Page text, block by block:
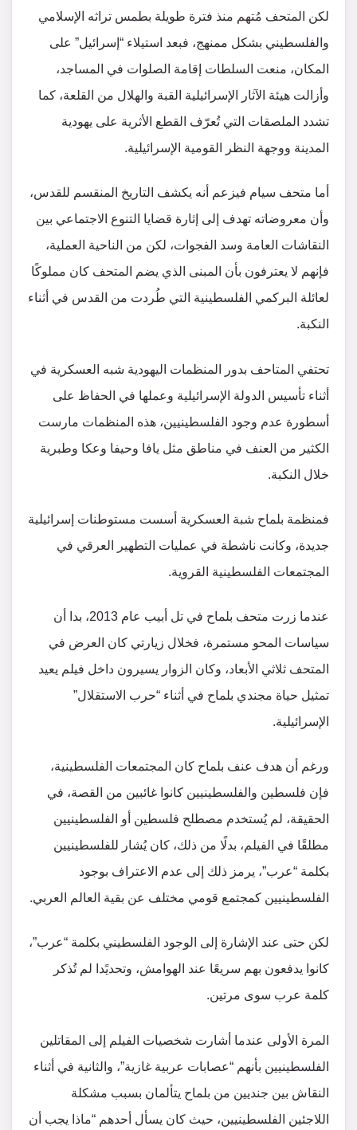
لكن المتحف مُتهم منذ فترة طويلة بطمس تراثه الإسلامي
والفلسطيني بشكل ممنهج، فبعد استيلاء “إسرائيل” على
المكان، منعت السلطات إقامة الصلوات في المساجد،
وأزالت هيئة الآثار الإسرائيلية القبة والهلال من القلعة، كما
تشدد الملصقات التي تُعرّف القطع الأثرية على يهودية
المدينة ووجهة النظر القومية الإسرائيلية.
أما متحف سيام فيزعم أنه يكشف التاريخ المنقسم للقدس،
وأن معروضاته تهدف إلى إثارة قضايا التنوع الاجتماعي بين
النقاشات العامة وسد الفجوات، لكن من الناحية العملية،
فإنهم لا يعترفون بأن المبنى الذي يضم المتحف كان مملوكًا
لعائلة البركمي الفلسطينية التي طُردت من القدس في أثناء
النكبة.
تحتفي المتاحف بدور المنظمات اليهودية شبه العسكرية في
أثناء تأسيس الدولة الإسرائيلية وعملها في الحفاظ على
أسطورة عدم وجود الفلسطينيين، هذه المنظمات مارست
الكثير من العنف في مناطق مثل يافا وحيفا وعكا وطبرية
خلال النكبة.
فمنظمة بلماح شبة العسكرية أسست مستوطنات إسرائيلية
جديدة، وكانت ناشطة في عمليات التطهير العرقي في
المجتمعات الفلسطينية القروية.
عندما زرت متحف بلماح في تل أبيب عام 2013، بدا أن
سياسات المحو مستمرة، فخلال زيارتي كان العرض في
المتحف ثلاثي الأبعاد، وكان الزوار يسيرون داخل فيلم يعيد
تمثيل حياة مجندي بلماح في أثناء “حرب الاستقلال”
الإسرائيلية.
ورغم أن هدف عنف بلماح كان المجتمعات الفلسطينية،
فإن فلسطين والفلسطينيين كانوا غائبين من القصة، في
الحقيقة، لم يُستخدم مصطلح فلسطين أو الفلسطينيين
مطلقًا في الفيلم، بدلًا من ذلك، كان يُشار للفلسطينيين
بكلمة “عرب”، يرمز ذلك إلى عدم الاعتراف بوجود
الفلسطينيين كمجتمع قومي مختلف عن بقية العالم العربي.
لكن حتى عند الإشارة إلى الوجود الفلسطيني بكلمة “عرب”،
كانوا يدفعون بهم سريعًا عند الهوامش، وتحديًدا لم تُذكر
كلمة عرب سوى مرتين.
المرة الأولى عندما أشارت شخصيات الفيلم إلى المقاتلين
الفلسطينيين بأنهم “عصابات عربية غازية”، والثانية في أثناء
النقاش بين جنديين من بلماح يتألمان بسبب مشكلة
اللاجئين الفلسطينيين، حيث كان يسأل أحدهم “ماذا يجب أن